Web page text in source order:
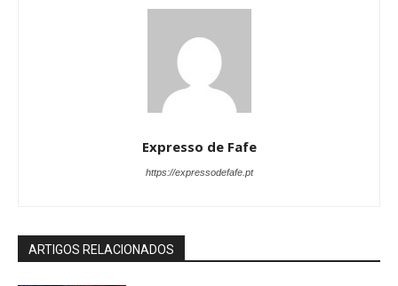
Expresso de Fafe
https://expressodefafe.pt
ARTIGOS RELACIONADOS